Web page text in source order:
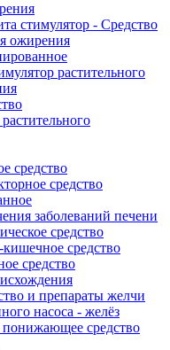
стимулятор - Средство
ожирения
растительного
средство
средство
заболеваний печени
средство
средство
средство
и препараты желчи
насоса - желёз
средство